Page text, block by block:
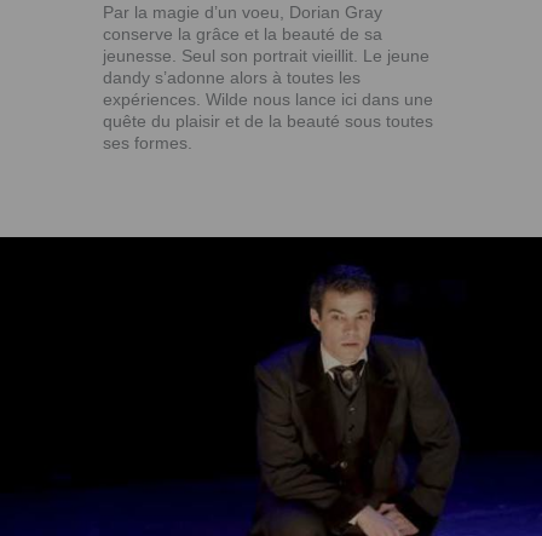
Par la magie d’un voeu, Dorian Gray
conserve la grâce et la beauté de sa
jeunesse. Seul son portrait vieillit. Le jeune
dandy s’adonne alors à toutes les
expériences. Wilde nous lance ici dans une
quête du plaisir et de la beauté sous toutes
ses formes.